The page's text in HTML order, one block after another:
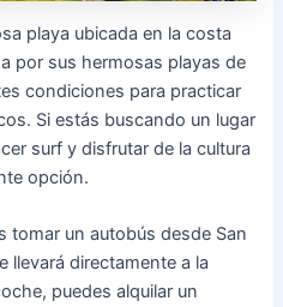
playa ubicada en la costa
por sus hermosas playas de
condiciones para practicar
Si estás buscando un lugar
surf y disfrutar de la cultura
opción.
tomar un autobús desde San
llevará directamente a la
puedes alquilar un